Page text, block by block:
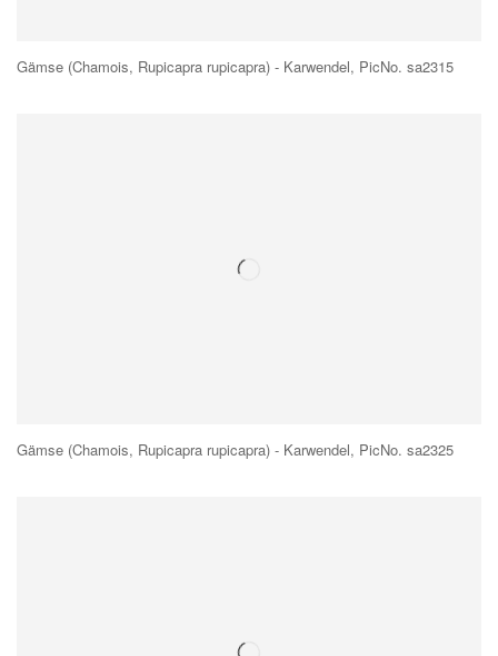
Gämse (Chamois, Rupicapra rupicapra) - Karwendel, PicNo. sa2315
Gämse (Chamois, Rupicapra rupicapra) - Karwendel, PicNo. sa2325